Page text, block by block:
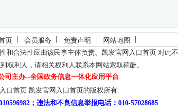
页 会员服务 免责声明
网站地图
和合法性应由该民事主体负责。 凯发官网入口首页 对此
权利人，请相关权利人联系本网站索取稿酬。
司主办--全国政务信息一体化应用平台
口首页 凯发官网入口首页的版权所有.
；违法和不良信息举报电话：010-57028685